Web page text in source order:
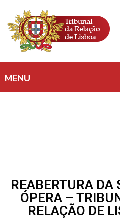
REABERTURA DA
ÓPERA –
RELAÇÃO DE